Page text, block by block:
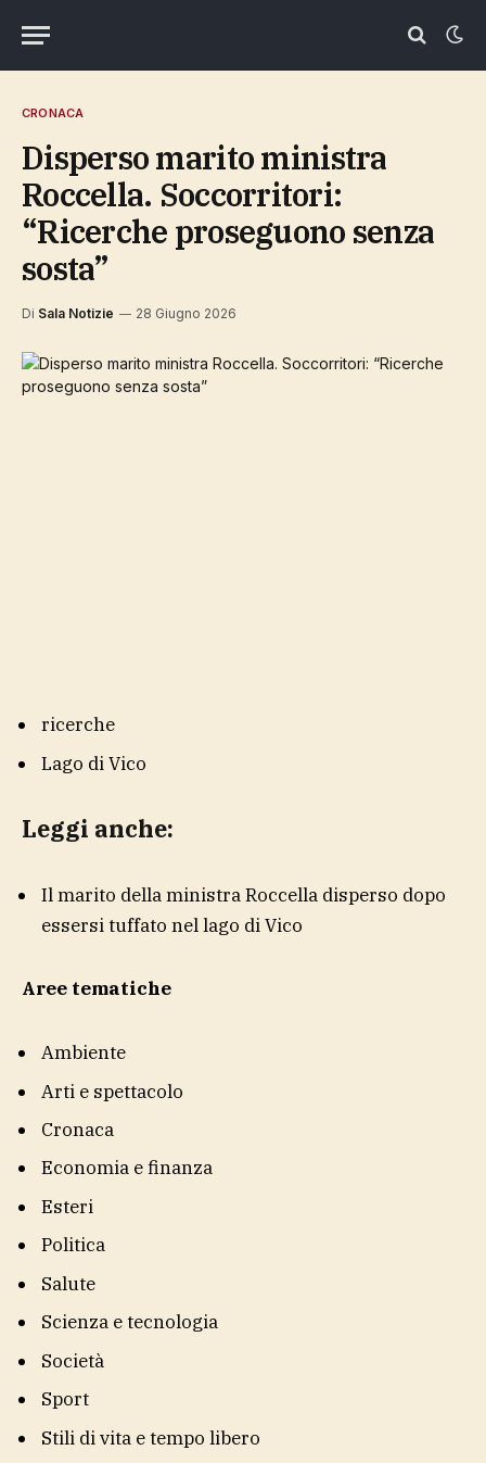
CRONACA
Disperso marito ministra
Roccella. Soccorritori:
“Ricerche proseguono senza
sosta”
Di Sala Notizie 28 Giugno 2026
ricerche
Lago di Vico
Leggi anche:
Il marito della ministra Roccella disperso dopo
essersi tuffato nel lago di Vico
Aree tematiche
Ambiente
Arti e spettacolo
Cronaca
Economia e finanza
Esteri
Politica
Salute
Scienza e tecnologia
Società
Sport
Stili di vita e tempo libero